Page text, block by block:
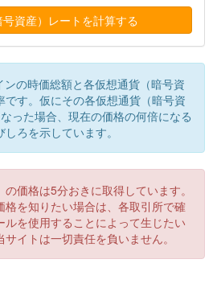
の時価総額と各仮想通貨（暗号資
です。仮にその各仮想通貨（暗号資
った場合、現在の価格の何倍になる
ろを示しています。
価格は5分おきに取得しています。
格を知りたい場合は、各取引所で確
を使用することによって生じたい
イトは一切責任を負いません。